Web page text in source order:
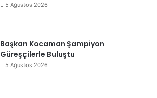
5 Ağustos 2026
Başkan Kocaman Şampiyon
Güreşçilerle Buluştu
5 Ağustos 2026